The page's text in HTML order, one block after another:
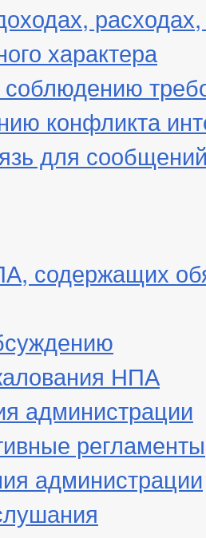
характера
конфликта
для
содержащих
НПА
администрации
регламенты
администрации